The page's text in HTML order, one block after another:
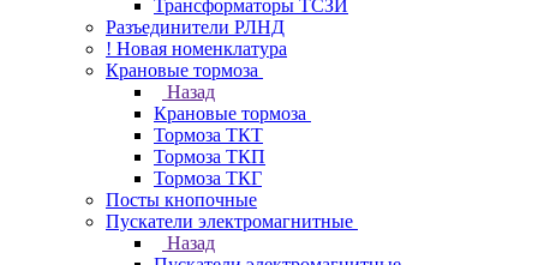
Трансформаторы ТСЗИ
Разъединители РЛНД
! Новая номенклатура
Крановые тормоза
Назад
Крановые тормоза
Тормоза ТКТ
Тормоза ТКП
Тормоза ТКГ
Посты кнопочные
Пускатели электромагнитные
Назад